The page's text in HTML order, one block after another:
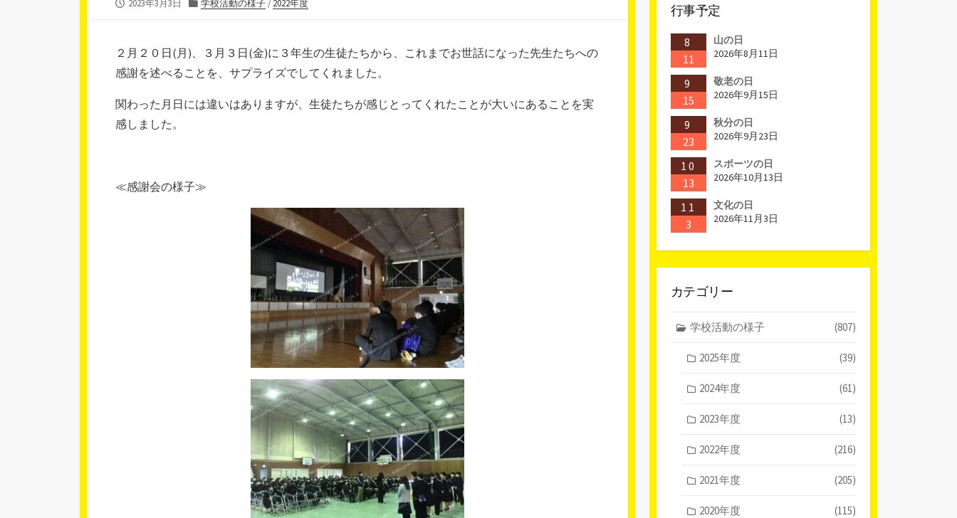
2023年3月3日
ー
学校活動の様子 /2022年度
２月２０日(月)、３月３日(金)に３年生の生徒たちから、これまでお世話になった先生たちへの
感謝を述べることを、サプライズでしてくれました。
関わった月日には違いはありますが、生徒たちが感じとってくれたことが大いにあることを実
感しました。
≪感謝会の様子≫
行事予定
8
11
山の日
2026年8月11日
9
15
敬老の日
2026年9月15日
9
23
秋分の日
2026年9月23日
10
13
スポーツの日
2026年10月13日
11
3
文化の日
2026年11月3日
カテゴリー
学校活動の様子 (807)
2025年度 (39)
2024年度 (61)
2023年度 (13)
2022年度 (216)
2021年度 (205)
2020年度 (115)